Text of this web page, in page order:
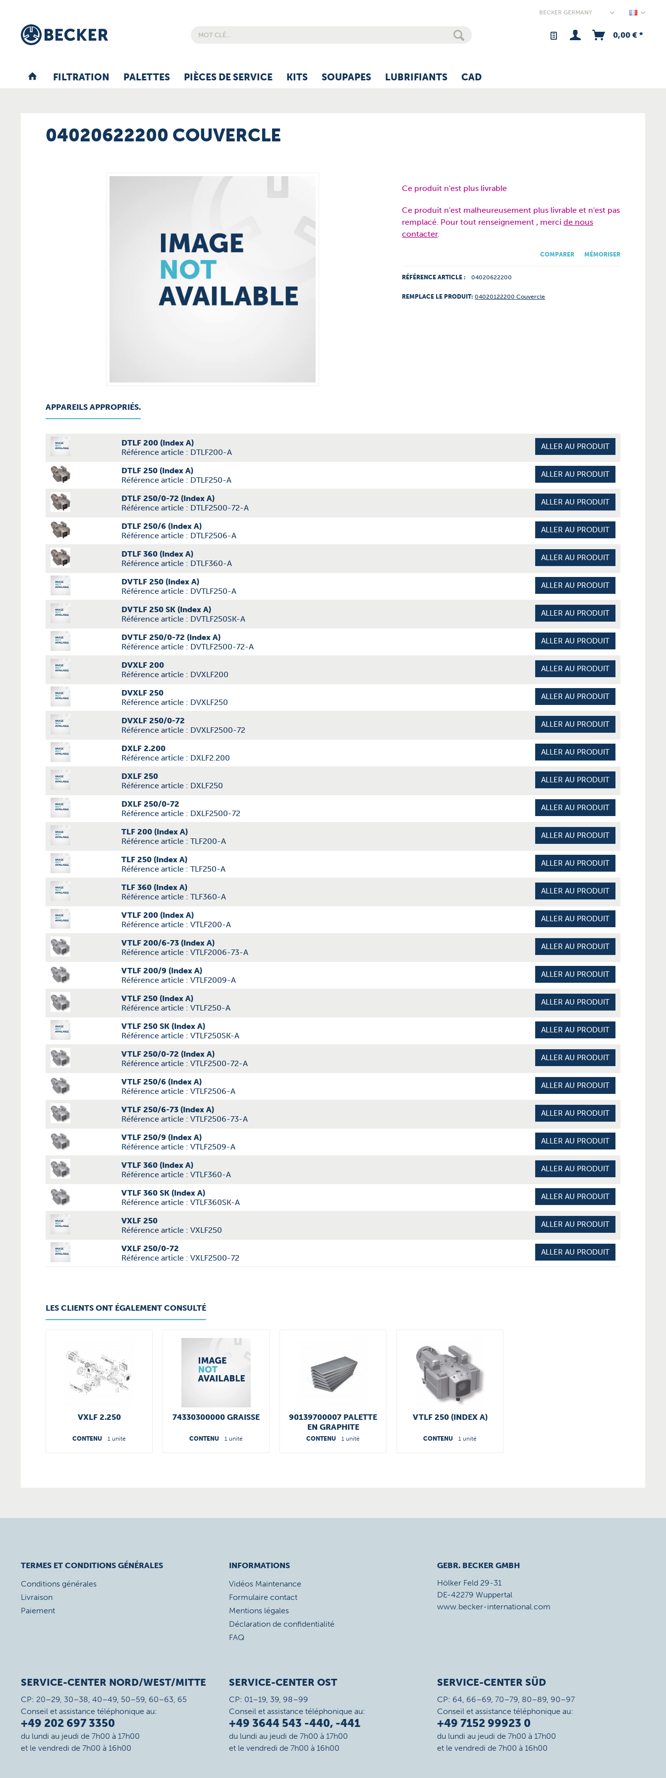
0,00 € *
FILTRATION PALETTES PIÈCES DE SERVICE KITS SOUPAPES LUBRIFIANTS CAD
04020622200 COUVERCLE
Ce produit n'est plus livrable
Ce produit n'est malheureusement plus livrable et n'est pas
remplacé. Pour tout renseignement , mercide nous
contacter.
COMPARER MÉMORISER
RÉFÉRENCE ARTICLE : 04020622200
REMPLACE LE PRODUIT: 04020122200 Couvercle
APPAREILS APPROPRIÉS.
DTLF 200 (Index A)
Référence article : DTLF200-A
ALLER AU PRODUIT
DTLF 250 (Index A)
Référence article : DTLF250-A
ALLER AU PRODUIT
DTLF 250/0-72 (Index A)
Référence article : DTLF2500-72-A
ALLER AU PRODUIT
DTLF 250/6 (Index A)
Référence article : DTLF2506-A
ALLER AU PRODUIT
DTLF 360 (Index A)
Référence article : DTLF360-A
ALLER AU PRODUIT
DVTLF 250 (Index A)
Référence article : DVTLF250-A
ALLER AU PRODUIT
DVTLF 250 SK (Index A)
Référence article : DVTLF250SK-A
ALLER AU PRODUIT
DVTLF 250/0-72 (Index A)
Référence article : DVTLF2500-72-A
ALLER AU PRODUIT
DVXLF 200
Référence article : DVXLF200
ALLER AU PRODUIT
DVXLF 250
Référence article : DVXLF250
ALLER AU PRODUIT
DVXLF 250/0-72
Référence article : DVXLF2500-72
ALLER AU PRODUIT
DXLF 2.200
Référence article : DXLF2.200
ALLER AU PRODUIT
DXLF 250
Référence article : DXLF250
ALLER AU PRODUIT
DXLF 250/0-72
Référence article : DXLF2500-72
ALLER AU PRODUIT
TLF 200 (Index A)
Référence article : TLF200-A
ALLER AU PRODUIT
TLF 250 (Index A)
Référence article : TLF250-A
ALLER AU PRODUIT
TLF 360 (Index A)
Référence article : TLF360-A
ALLER AU PRODUIT
VTLF 200 (Index A)
Référence article : VTLF200-A
ALLER AU PRODUIT
VTLF 200/6-73 (Index A)
Référence article : VTLF2006-73-A
ALLER AU PRODUIT
VTLF 200/9 (Index A)
Référence article : VTLF2009-A
ALLER AU PRODUIT
VTLF 250 (Index A)
Référence article : VTLF250-A
ALLER AU PRODUIT
VTLF 250 SK (Index A)
Référence article : VTLF250SK-A
ALLER AU PRODUIT
VTLF 250/0-72 (Index A)
Référence article : VTLF2500-72-A
ALLER AU PRODUIT
VTLF 250/6 (Index A)
Référence article : VTLF2506-A
ALLER AU PRODUIT
VTLF 250/6-73 (Index A)
Référence article : VTLF2506-73-A
ALLER AU PRODUIT
VTLF 250/9 (Index A)
Référence article : VTLF2509-A
ALLER AU PRODUIT
VTLF 360 (Index A)
Référence article : VTLF360-A
ALLER AU PRODUIT
VTLF 360 SK (Index A)
Référence article : VTLF360SK-A
ALLER AU PRODUIT
VXLF 250
Référence article : VXLF250
ALLER AU PRODUIT
VXLF 250/0-72
Référence article : VXLF2500-72
ALLER AU PRODUIT
LES CLIENTS ONT ÉGALEMENT CONSULTÉ
VXLF 2.250
CONTENU 1 unité
74330300000 GRAISSE
CONTENU 1 unité
90139700007 PALETTE
EN GRAPHITE
CONTENU 1 unité
VTLF 250 (INDEX A)
CONTENU 1 unité
TERMES ET CONDITIONS GÉNÉRALES
Conditions générales
Livraison
Paiement
INFORMATIONS
Vidéos Maintenance
Formulaire contact
Mentions légales
Déclaration de confidentialité
FAQ
GEBR. BECKER GMBH
Hölker Feld 29-31
DE-42279 Wuppertal
www.becker-international.com
SERVICE-CENTER NORD/WEST/MITTE
CP: 20–29, 30–38, 40–49, 50–59, 60–63, 65
Conseil et assistance téléphonique au:
+49 202 697 3350
du lundi au jeudi de 7h00 à 17h00
et le vendredi de 7h00 à 16h00
SERVICE-CENTER OST
CP: 01–19, 39, 98–99
Conseil et assistance téléphonique au:
+49 3644 543 -440, -441
du lundi au jeudi de 7h00 à 17h00
et le vendredi de 7h00 à 16h00
SERVICE-CENTER SÜD
CP: 64, 66–69, 70–79, 80–89, 90–97
Conseil et assistance téléphonique au:
+49 7152 99923 0
du lundi au jeudi de 7h00 à 17h00
et le vendredi de 7h00 à 16h00